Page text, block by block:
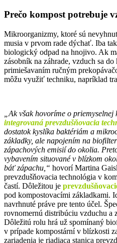
Prečo kompost potrebuje
Mikroorganizmy, ktoré sú
musia v prvom rade dýchať. Iba
biologický odpad na hnojivo. Ak
zásobník na záhrade, vzduch sa
primiešavaním ručným
môžu využiť techniku, napríklad
„Ak však hovoríme o
integrovaná prevzdušňovacia
dostatok kyslíka baktériám a
základky, ale napojením na
zápachových emisií do okolia.
vybavením situované v blízkom
báť zápachu,“ hovorí Martina
prevzdušňovacia technológia v
častí. Dôležitou je
pod kompostovacími základkami.
navrhnuté práve pre tento účel.
rovnomernú distribúciu vzduchu a
Dôležitú rolu hrá už spomínaný
v prípade kompostární v blízkosti
zariadenia je riadiaca stanica